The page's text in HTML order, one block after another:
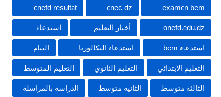
examen bem
onec dz
onefd resultat
onefd.edu.dz أخبار التعليم استدعاء
استدعاء bem استدعاء البكالوريا البيام
التعليم الابتدائي التعليم الثانوي التعليم المتوسط
الثالثة متوسط الثانية متوسط الدراسة بالمراسلة